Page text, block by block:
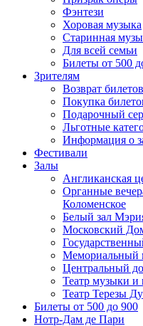
Фэнтези
Хоровая музыка
Старинная
Для всей семьи
Билеты от 500
Зрителям
Возврат билетов
Покупка
Подарочный
Льготные
Информация о
Фестивали
Залы
Англиканская
Органные
Коломенское
Белый зал
Московский
Мемориальный
Центральный
Театр музыки
Театр Терезы
Билеты от 500 до 900
Нотр-Дам де Пари